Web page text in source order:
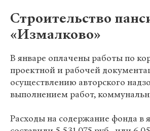
Строительство
«Измалково»
В январе оплачены работы по
проектной и рабочей
осуществлению авторского
выполнением работ,
Расходы на содержание фонда в